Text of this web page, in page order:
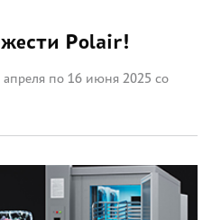
Polair!
по 16 июня 2025 со